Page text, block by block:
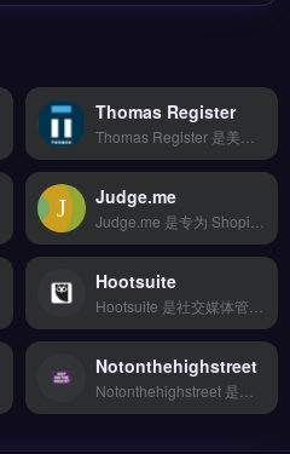
Thomas Register
Judge.me
Hootsuite
Notonthehighstreet